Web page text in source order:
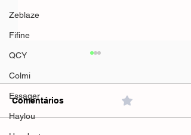
Zeblaze
Fifine
QCY
Colmi
Essager
Haylou
Comentários